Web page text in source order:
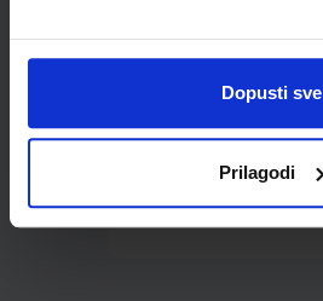
Dopusti sve
Prilagodi
0,85 €